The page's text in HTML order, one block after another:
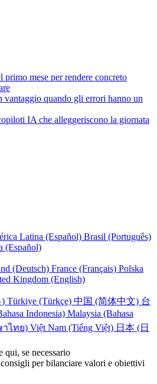
primo mese per rendere concreto
vantaggio quando gli errori hanno un
IA che alleggeriscono la giornata
Latina (Español) Brasil (Português)
(Español)
(Deutsch) France (Français) Polska
Kingdom (English)
UAE (عربي) Türkiye (Türkçe) 中国 (简体中文) 台
Indonesia) Malaysia (Bahasa
าไทย) Việt Nam (Tiếng Việt) 日本 (日
qui, se necessario
per bilanciare valori e obiettivi